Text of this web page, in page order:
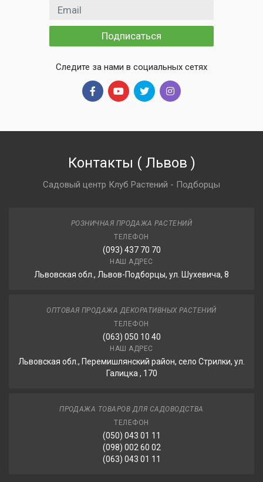
Email адрес
Подписаться
Следите за нами в социальных сетях
Контакты ( Львов )
Садовый центр Клуб Растений - Подборцы
РОЗНИЧНАЯ ПРОДАЖА РАСТЕНИЙ
ТЕЛЕФОН
(093) 437 70 70
НАШ АДРЕС
Львовская обл., Львов-Подборцы, ул. Шухевича, 8
ОПТОВАЯ ПРОДАЖА ДЕКОРАТИВНЫХ РАСТЕНИЙ
ТЕЛЕФОН
(063) 050 10 40
НАШ АДРЕС
Львовская обл., Перемишлянский район, село Стрилки, ул.
Галицка , 170
ПРОДАЖА ТОВАРОВ ДЛЯ САДОВОДСТВА
ТЕЛЕФОН
(050) 043 01 11
(098) 002 60 02
(063) 043 01 11